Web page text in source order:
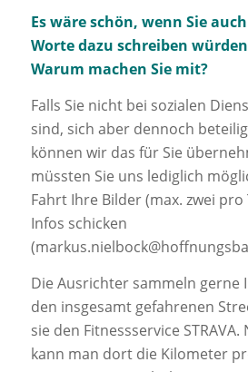
Es wäre schön, wenn Sie
Worte dazu schreiben
Warum machen Sie mit?
Falls Sie nicht bei sozialen
sind, sich aber dennoch
können wir das für Sie
müssten Sie uns lediglich
Fahrt Ihre Bilder (max. zwei
Infos schicken
Die Ausrichter sammeln gerne
den insgesamt gefahrenen
sie den Fitnessservice
kann man dort die Kilometer